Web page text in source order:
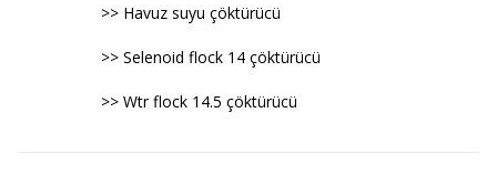
>> Havuz suyu çöktürücü
>> Selenoid flock 14 çöktürücü
>> Wtr flock 14.5 çöktürücü